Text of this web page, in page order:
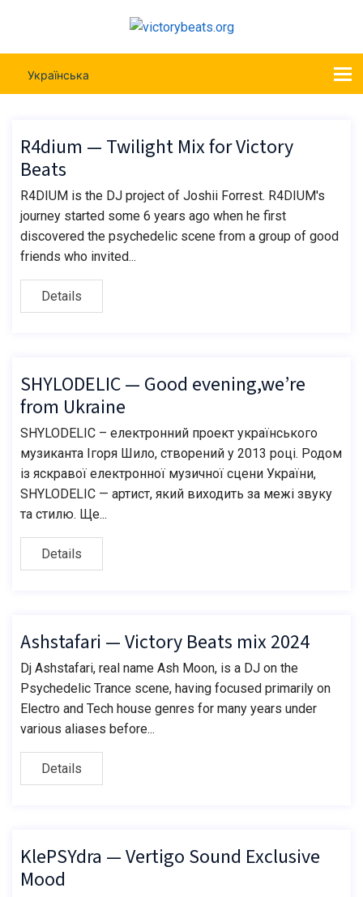
Українська
R4dium — Twilight Mix for Victory
Beats
R4DIUM is the DJ project of Joshii Forrest. R4DIUM's
journey started some 6 years ago when he first
discovered the psychedelic scene from a group of good
friends who invited...
Details
SHYLODELIC — Good evening,we’re
from Ukraine
SHYLODELIC – електронний проект українського
музиканта Ігоря Шило, створений у 2013 році. Родом
із яскравої електронної музичної сцени України,
SHYLODELIC — артист, який виходить за межі звуку
та стилю. Ще...
Details
Ashstafari — Victory Beats mix 2024
Dj Ashstafari, real name Ash Moon, is a DJ on the
Psychedelic Trance scene, having focused primarily on
Electro and Tech house genres for many years under
various aliases before...
Details
KlePSYdra — Vertigo Sound Exclusive
Mood